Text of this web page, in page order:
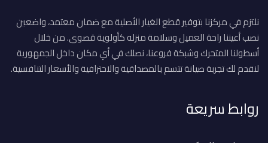
نلتزم في مركزنا بتوفير قطع الغيار الأصلية مع ضمان معتمد، واضعين
نصب أعيننا راحة العميل وسلامة منزله كأولوية قصوى. من خلال
أسطولنا المتحرك وشبكة فروعنا، نصلك في أي مكان داخل الجمهورية
لنقدم لك تجربة صيانة تتسم بالمصداقية والاحترافية والأسعار التنافسية.
روابط سريعة